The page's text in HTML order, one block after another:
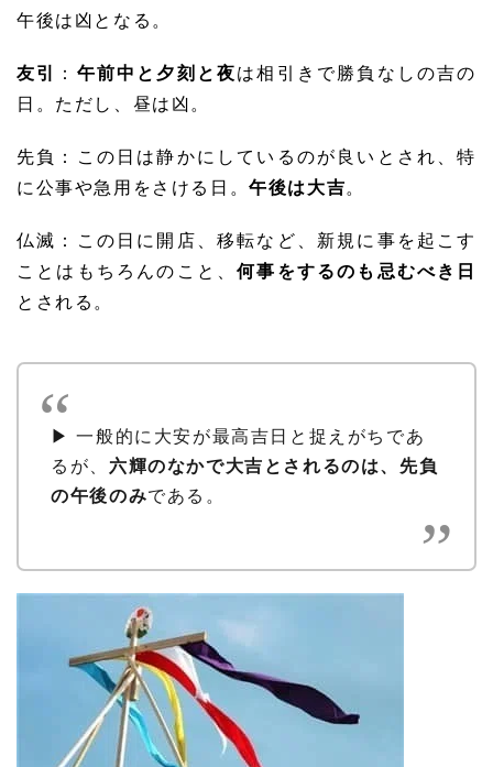
午後は凶となる。
友引 ： 午前中と夕刻と夜は相引きで勝負なしの吉の
日。ただし、昼は凶。
先負：この日は静かにしているのが良いとされ、特
に公事や急用をさける日。午後は大吉。
仏滅：この日に開店、移転など、新規に事を起こす
ことはもちろんのこと、何事をするのも忌むべき日
とされる。
▶ 一般的に大安が最高吉日と捉えがちであ
るが、六輝のなかで大吉とされるのは、先負
の午後のみである。